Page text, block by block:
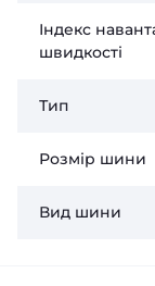
Індекс
швидкості
Тип
Розмір шини
Вид шини